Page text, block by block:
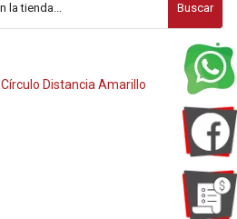
Buscar
Círculo Distancia Amarillo